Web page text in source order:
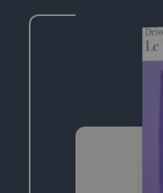
cette aventure
homme
qui se faisait